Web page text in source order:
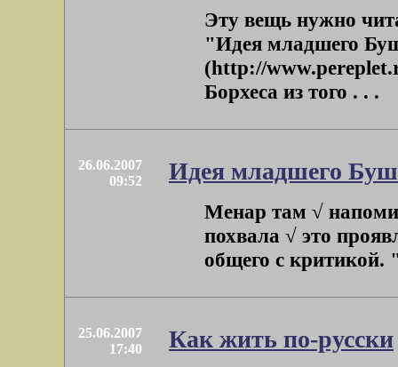
Эту вещь нужно
"Идея младшего
(http://
Борхеса из того . . .
26.06.2007
09:52
Идея младшего
Менар там √
похвала √ это
общего с
25.06.2007
17:40
Как жить по-русски